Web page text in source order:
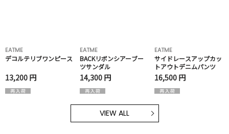
EATME
デコルテリブワンピース
13,200 円
EATME
BACKリボンシアーブー
ツサンダル
14,300 円
EATME
サイドレースアップカッ
トアウトデニムパンツ
16,500 円
VIEW ALL